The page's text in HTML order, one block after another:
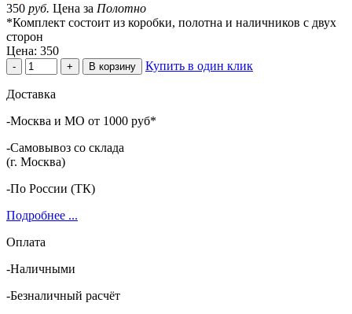
350 руб. Цена за Полотно
*Комплект состоит из коробки, полотна и наличников с двух
сторон
Цена: 350
- + В корзину Купить в один клик
Доставка
-Москва и МО от 1000 руб*
-Самовывоз со склада
(г. Москва)
-По России (ТК)
Подробнее ...
Оплата
-Наличными
-Безналичный расчёт